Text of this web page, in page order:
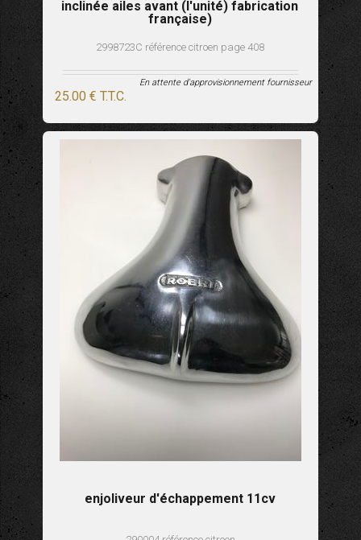
inclinée ailes avant (l'unité) fabrication
française)
2998723C référence citroen page 408
25.00 € T.T.C.
En attente d'approvisionnement fournisseur
enjoliveur d'échappement 11cv